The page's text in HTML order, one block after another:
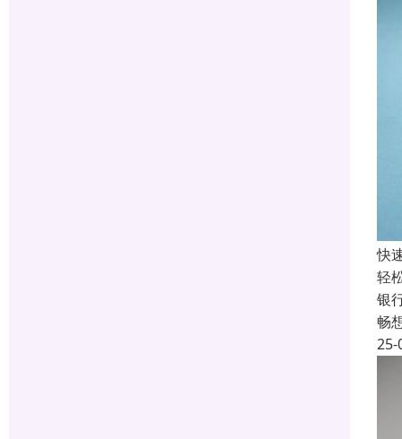
快
轻
银
畅
25-